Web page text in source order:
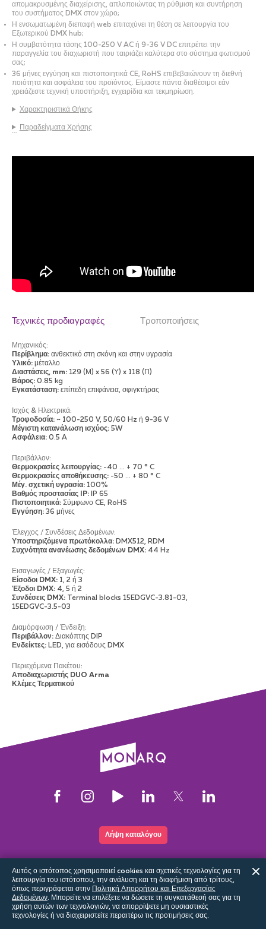
Αυτός ο ιστότοπος χρησιμοποιεί cookies και σχετικές τεχνολογίες για τη
λειτουργία του ιστότοπου, την ανάλυση και τη διαφήμιση από τρίτους,
όπως περιγράφεται στην
Πολιτική Απορρήτου και Επεξεργασίας
Δεδομένων. Μπορείτε να επιλέξετε να δώσετε τη συγκατάθεσή σας για τη
χρήση αυτών των τεχνολογιών, να απορρίψετε μη ουσιαστικές
τεχνολογίες ή να διαχειριστείτε περαιτέρω τις προτιμήσεις σας.
Φωτισμός προσόψεων κτιρίων με ξεχωριστό έλεγχο DMX κόσμων
Δικτυωμένη εγκατάσταση DMX σε πάρκα και τοπία με μεγάλες
διαδρομές καλωδίων
Φωτισμός γεφυρών και αντικειμένων αστικής υποδομής σε σκληρές
καιρικές συνθήκες
Φεστιβάλ και εκδηλώσεις δρόμου
```
απομακρυσμένης διαχείρισης, απλοποιώντας τη ρύθμιση και συντήρηση
του συστήματος DMX στον χώρο;
Η ενσωματωμένη διεπαφή web επιταχύνει τη θέση σε λειτουργία του
Εξωτερικού DMX hub;
Η συμβατότητα τάσης 100-250 V AC ή 9-36 V DC επιτρέπει την
παραγγελία του διαχωριστή που ταιριάζει καλύτερα στο σύστημα φωτισμού
σας;
36 μήνες εγγύηση και πιστοποιητικά CE, RoHS επιβεβαιώνουν τη διεθνή
ποιότητα και ασφάλεια του προϊόντος. Είμαστε πάντα διαθέσιμοι εάν
χρειάζεστε τεχνική υποστήριξη, εγχειρίδια και τεκμηρίωση.
Χαρακτηριστικά Θήκης
Παραδείγματα Χρήσης
Τεχνικές προδιαγραφές Τροποποιήσεις
Μηχανικός:
Περίβλημα: ανθεκτικό στη σκόνη και στην υγρασία
Υλικό: μέταλλο
Διαστάσεις, mm: 129 (Μ) x 56 (Υ) x 118 (Π)
Βάρος: 0.85 kg
Εγκατάσταση: επίπεδη επιφάνεια, σφιγκτήρας
Ισχύς & Ηλεκτρικά:
Τροφοδοσία: ~ 100-250 V, 50/60 Hz ή 9-36 V
Μέγιστη κατανάλωση ισχύος: 5W
Ασφάλεια: 0.5 A
Περιβάλλον:
Θερμοκρασίες λειτουργίας: -40 ... + 70 ° C
Θερμοκρασίες αποθήκευσης: -50 ... + 80 ° C
Μέγ. σχετική υγρασία: 100%
Βαθμός προστασίας IP: IP 65
Πιστοποιητικά: Σύμφωνο CE, RoHS
Εγγύηση: 36 μήνες
Έλεγχος / Συνδέσεις Δεδομένων:
Υποστηριζόμενα πρωτόκολλα: DMX512, RDM
Συχνότητα ανανέωσης δεδομένων DMX: 44 Hz
Εισαγωγές / Εξαγωγές:
Είσοδοι DMX: 1, 2 ή 3
Έξοδοι DMX: 4, 5 ή 2
Συνδέσεις DMX: Terminal blocks 15EDGVC-3.81-03,
15EDGVC-3.5-03
Διαμόρφωση / Ένδειξη:
Περιβάλλον: Διακόπτης DIP
Ενδείκτες: LED, για εισόδους DMX
Περιεχόμενα Πακέτου:
Αποδιαχωριστής DUO Arma
Κλέμες Τερματικού
Λήψη καταλόγου
Αυτός ο ιστότοπος είναι μέρος του ψηφιακού οικοσυστήματος Sundrax